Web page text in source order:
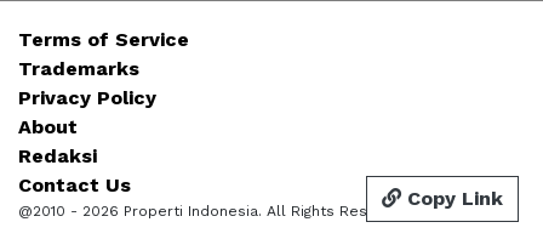
Terms of Service
Trademarks
Privacy Policy
About
Redaksi
Contact Us
@2010 - 2026 Properti Indonesia. All Rights Reserved
Copy Link